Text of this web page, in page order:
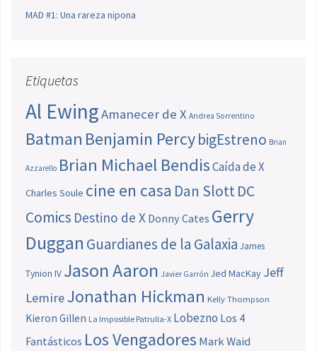
MAD #1: Una rareza nipona
Etiquetas
Al EwingAmanecer de X Andrea Sorrentino
Batman Benjamin PercybigEstreno Brian
Azzarello Brian Michael BendisCaída de X
Charles Soule cine en casa Dan SlottDC
Comics Destino de X Donny Cates Gerry
Duggan Guardianes de la Galaxia James
Tynion IV Jason Aaron Javier Garrón Jed MacKay Jeff
LemireJonathan Hickman Kelly Thompson
Kieron Gillen La Imposible Patrulla-X Lobezno Los 4
Fantásticos Los Vengadores Mark Waid